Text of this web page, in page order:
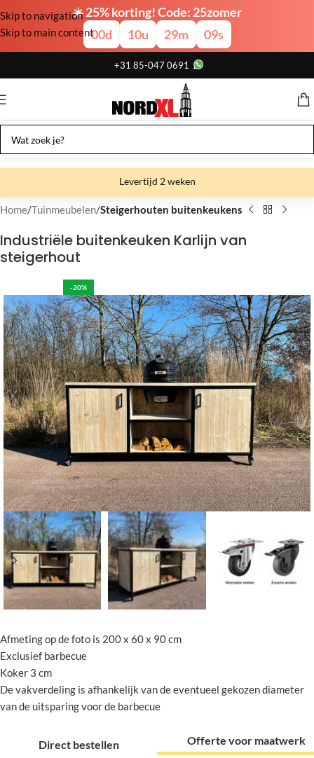
☀️ 25% korting! Code: 25zomer
00d 10u 29m 08s
Skip to navigation
Skip to main content
+31 85-047 0691
Levertijd 2 weken
Gratis verzending
Gratis afhalen
Home Tuinmeubelen Steigerhouten buitenkeukens
Industriële buitenkeuken Karlijn van
steigerhout
-20%
Afmeting op de foto is 200 x 60 x 90 cm
Exclusief barbecue
Koker 3 cm
De vakverdeling is afhankelijk van de eventueel gekozen diameter
van de uitsparing voor de barbecue
Direct bestellen Offerte voor maatwerk